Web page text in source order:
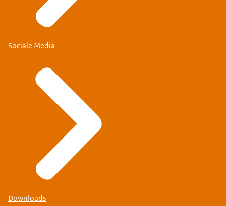
Sociale Media
Downloads